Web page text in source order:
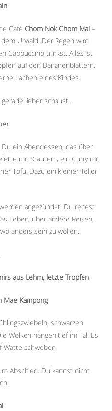
Café Chom Nok Chom Mai –
Urwald. Der Regen wird
Cappuccino trinkst. Alles ist
auf den Bananenblättern,
Lachen eines Kindes.
lieber schaust.
ein Abendessen, das über
mit Kräutern, ein Curry mit
Tofu. Dazu ein kleiner Teller
angezündet. Du redest
Leben, über andere Reisen,
anders sein zu wollen.
aus Lehm, letzte Tropfen
Mae Kampong
schwarzen
Wolken hängen tief im Tal. Es
Watte schweben.
Abschied. Du kannst nicht